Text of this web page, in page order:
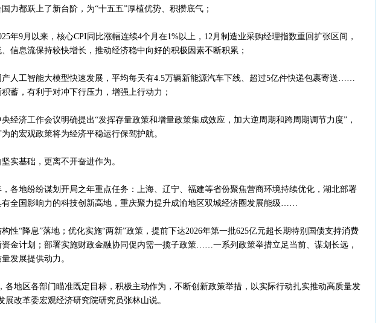
力都跃上了新台阶，为“十五五”厚植优势、积攒底气；
年9月以来，核心CPI同比涨幅连续4个月在1%以上，12月制造业采购经理指数重回扩张区间，
、信息流保持较快增长，推动经济稳中向好的积极因素不断积累；
产人工智能大模型快速发展，平均每天有4.5万辆新能源汽车下线、超过5亿件快递包裹寄送……
蓄，有利于对冲下行压力，增强上行动力；
经济工作会议明确提出“发挥存量政策和增量政策集成效应，加大逆周期和跨周期调节力度”，
的宏观政策将为经济平稳运行保驾护航。
实基础，更离不开奋进作为。
，各地纷纷谋划开局之年重点任务：上海、辽宁、福建等省份聚焦营商环境持续优化，湖北部署
有全国影响力的科技创新高地，重庆聚力提升成渝地区双城经济圈发展能级……
性“降息”落地；优化实施“两新”政策，提前下达2026年第一批625亿元超长期特别国债支持消费
金计划；部署实施财政金融协同促内需一揽子政策……一系列政策举措立足当前、谋划长远，
发展提供动力。
各地区各部门瞄准既定目标，积极主动作为，不断创新政策举措，以实际行动扎实推动高质量发
展改革委宏观经济研究院研究员张林山说。